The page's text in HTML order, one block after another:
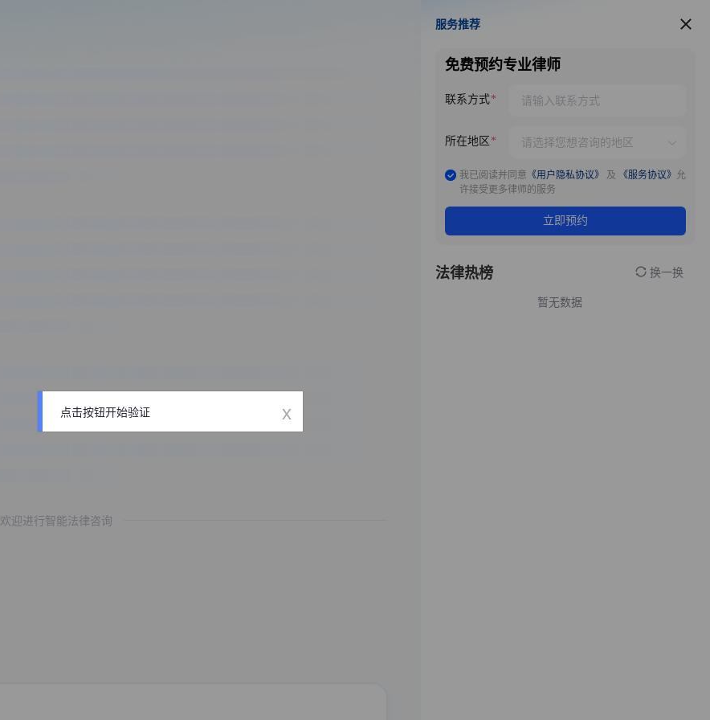
欢迎进行智能法律咨询
服务推荐
服务推荐
免费预约专业律师
联系方式
所在地区
我已阅读并同意 《用户隐私协议》 及 《服务协议》 允
许接受更多律师的服务
立即预约
法律热榜 换一换
暂无数据
点击按钮开始验证 x